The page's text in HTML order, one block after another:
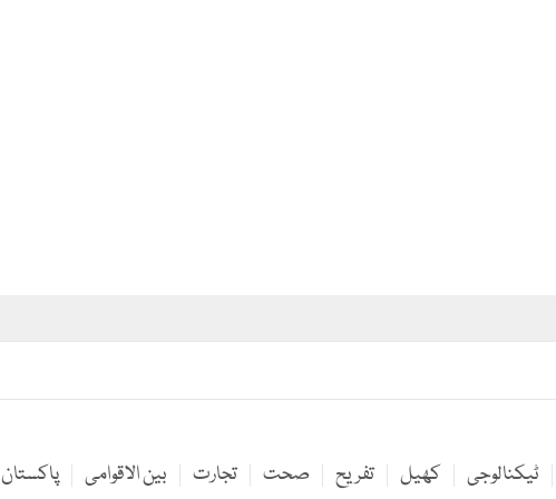
پاکستان بین الاقوامی تجارت صحت تفریح کھیل ٹیکنالوجی